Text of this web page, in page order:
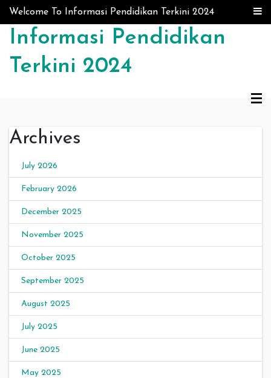
Skip to content
Welcome To Informasi Pendidikan Terkini 2024
Informasi Pendidikan
Terkini 2024
Archives
July 2026
February 2026
December 2025
November 2025
October 2025
September 2025
August 2025
July 2025
June 2025
May 2025